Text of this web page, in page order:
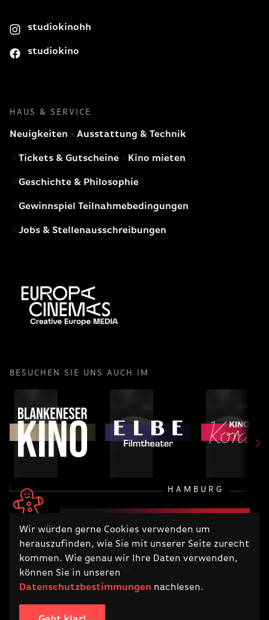
Wir würden gerne Cookies verwenden um
herauszufinden, wie Sie mit unserer Seite zurecht
kommen. Wie genau wir Ihre Daten verwenden,
können Sie in unseren
Datenschutzbestimmungen nachlesen.
studiokinohh
studiokino
HAUS & SERVICE
Neuigkeiten Ausstattung & Technik
Tickets & Gutscheine Kino mieten
Geschichte & Philosophie
Gewinnspiel Teilnahmebedingungen
Jobs & Stellenausschreibungen
BESUCHEN SIE UNS AUCH IM
HAMBURG
RECHTLICHES
Impressum Datenschutz